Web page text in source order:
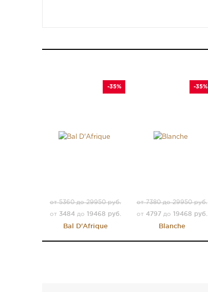
-35%
от 5360 до 29950 руб.
от 3484до 19468 руб.
Bal D'Afrique
-35%
от 7380 до 29950 руб.
от 4797до 19468 руб.
Blanche